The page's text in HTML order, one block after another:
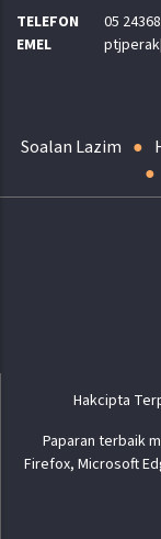
TELEFON
05
EMEL
Soalan Lazim
Hakcipta
Paparan terbaik
Firefox, Microsoft